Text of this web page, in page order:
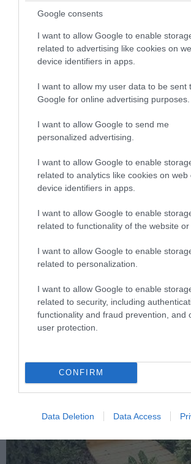
Google consents
I want to allow Google to enable
related to advertising like cookies on
device identifiers in apps.
I want to allow my user data to be sent
Google for online advertising purposes.
I want to allow Google to send me
personalized advertising.
I want to allow Google to enable
related to analytics like cookies on web
device identifiers in apps.
I want to allow Google to enable
related to functionality of the website or
I want to allow Google to enable
related to personalization.
I want to allow Google to enable
related to security, including
functionality and fraud prevention, and
user protection.
CONFIRM
Data Deletion Data Access